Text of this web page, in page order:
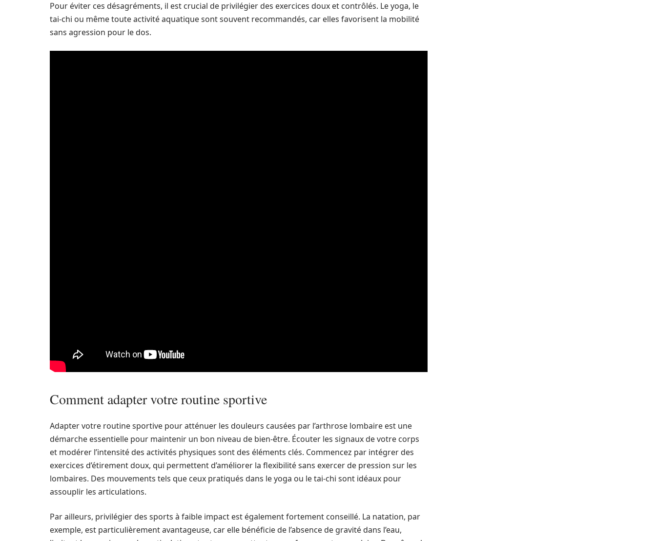
Pour éviter ces désagréments, il est crucial de privilégier des exercices doux et contrôlés. Le yoga, le
tai-chi ou même toute activité aquatique sont souvent recommandés, car elles favorisent la mobilité
sans agression pour le dos.
Comment adapter votre routine sportive
Adapter votre routine sportive pour atténuer les douleurs causées par l’arthrose lombaire est une
démarche essentielle pour maintenir un bon niveau de bien-être. Écouter les signaux de votre corps
et modérer l’intensité des activités physiques sont des éléments clés. Commencez par intégrer des
exercices d’étirement doux, qui permettent d’améliorer la flexibilité sans exercer de pression sur les
lombaires. Des mouvements tels que ceux pratiqués dans le yoga ou le tai-chi sont idéaux pour
assouplir les articulations.
Par ailleurs, privilégier des sports à faible impact est également fortement conseillé. La natation, par
exemple, est particulièrement avantageuse, car elle bénéficie de l’absence de gravité dans l’eau,